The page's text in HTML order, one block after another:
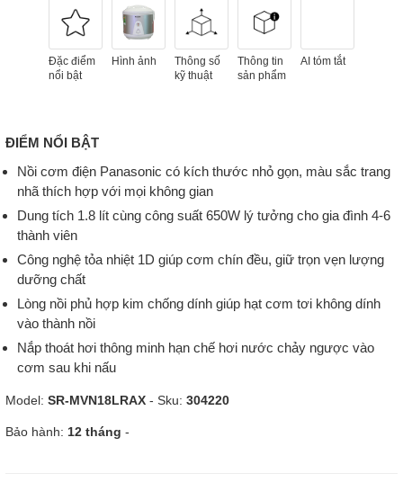
Đặc điểm
nổi bật
Hình ảnh
Thông số
kỹ thuật
Thông tin
sản phẩm
AI tóm tắt
ĐIỂM NỔI BẬT
Nồi cơm điện Panasonic có kích thước nhỏ gọn, màu sắc trang
nhã thích hợp với mọi không gian
Dung tích 1.8 lít cùng công suất 650W lý tưởng cho gia đình 4-6
thành viên
Công nghệ tỏa nhiệt 1D giúp cơm chín đều, giữ trọn vẹn lượng
dưỡng chất
Lòng nồi phủ hợp kim chống dính giúp hạt cơm tơi không dính
vào thành nồi
Nắp thoát hơi thông minh hạn chế hơi nước chảy ngược vào
cơm sau khi nấu
Model: SR-MVN18LRAX - Sku: 304220
Bảo hành: 12 tháng -